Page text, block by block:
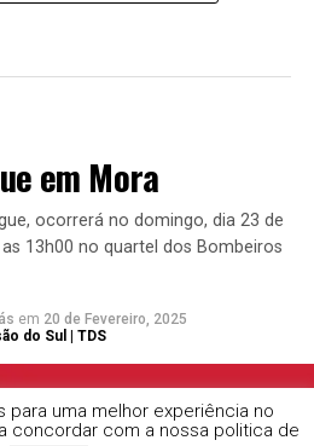
em Mora
ocorrerá no domingo, dia 23 de
13h00 no quartel dos Bombeiros
em 20 de Fevereiro, 2025
do Sul | TDS
para uma melhor experiência no
concordar com a nossa politica de